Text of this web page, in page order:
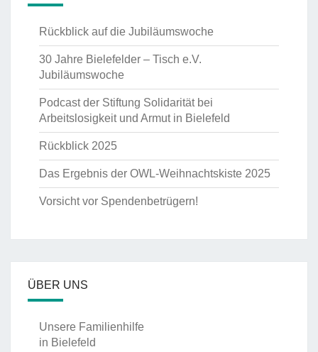
Rückblick auf die Jubiläumswoche
30 Jahre Bielefelder – Tisch e.V.
Jubiläumswoche
Podcast der Stiftung Solidarität bei
Arbeitslosigkeit und Armut in Bielefeld
Rückblick 2025
Das Ergebnis der OWL-Weihnachtskiste 2025
Vorsicht vor Spendenbetrügern!
ÜBER UNS
Unsere Familienhilfe
in Bielefeld